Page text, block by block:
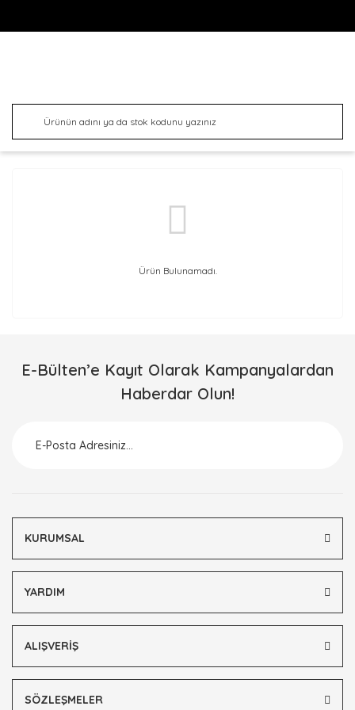
Ürün Bulunamadı.
E-Bülten’e Kayıt Olarak Kampanyalardan
Haberdar Olun!
KURUMSAL
YARDIM
ALIŞVERİŞ
SÖZLEŞMELER